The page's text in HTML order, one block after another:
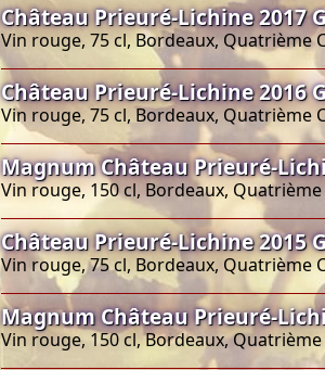
Château Prieuré-Lichine 2017
Vin rouge, 75 cl, Bordeaux, Quatrième
Château Prieuré-Lichine 2016
Vin rouge, 75 cl, Bordeaux, Quatrième
Magnum Château Prieuré-
Vin rouge, 150 cl, Bordeaux,
Château Prieuré-Lichine 2015
Vin rouge, 75 cl, Bordeaux, Quatrième
Magnum Château Prieuré-
Vin rouge, 150 cl, Bordeaux,